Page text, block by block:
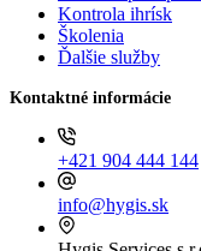
Kontrola ihrísk
Školenia
Ďalšie služby
Kontaktné informácie
+421 904 444 144
info@hygis.sk